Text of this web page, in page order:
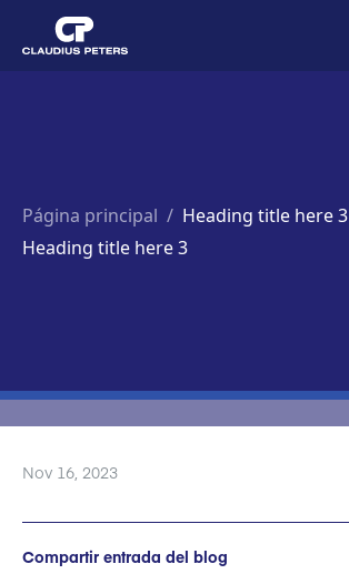
Página principal / Heading title here 3
Heading title here 3
Nov 16, 2023
Compartir entrada del blog